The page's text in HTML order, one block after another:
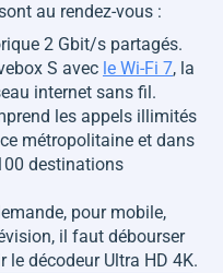
au rendez-vous :
2 Gbit/s partagés.
S avec le Wi-Fi 7, la
internet sans fil.
les appels illimités
métropolitaine et dans
destinations
pour mobile,
il faut débourser
le décodeur Ultra HD 4K.